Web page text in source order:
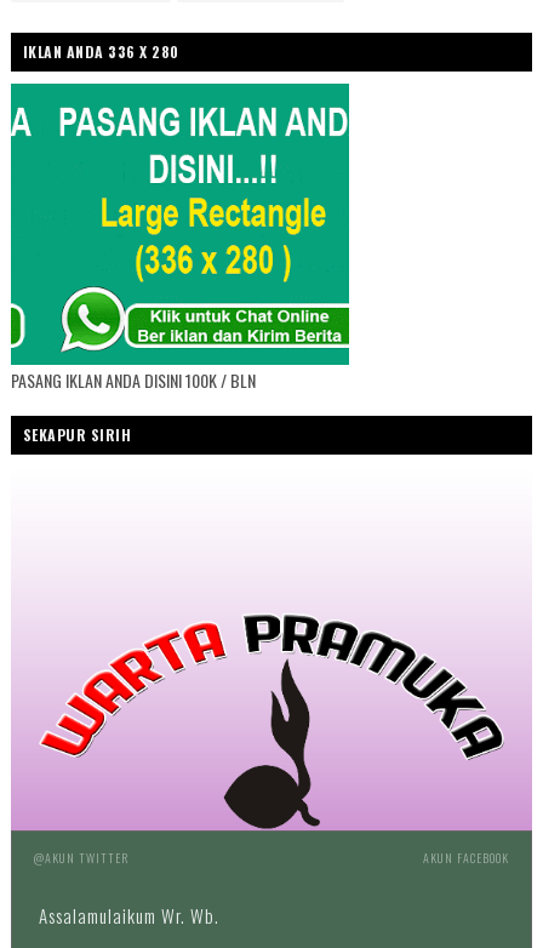
IKLAN ANDA 336 X 280
PASANG IKLAN ANDA DISINI 100K / BLN
SEKAPUR SIRIH
@AKUN TWITTER AKUN FACEBOOK
Assalamulaikum Wr. Wb.